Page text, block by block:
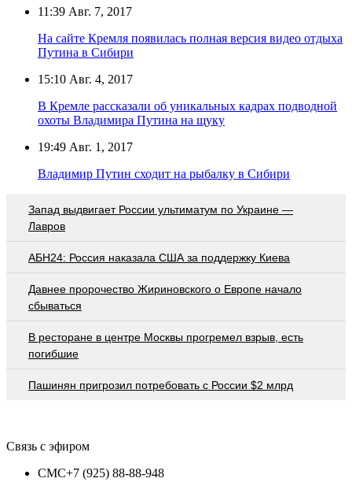
11:39 Авг. 7, 2017
На сайте Кремля появилась полная версия видео отдыха
Путина в Сибири
15:10 Авг. 4, 2017
В Кремле рассказали об уникальных кадрах подводной
охоты Владимира Путина на щуку
19:49 Авг. 1, 2017
Владимир Путин сходит на рыбалку в Сибири
Запад выдвигает России ультиматум по Украине —
Лавров
АБН24: Россия наказала США за поддержку Киева
Давнее пророчество Жириновского о Европе начало
сбываться
В ресторане в центре Москвы прогремел взрыв, есть
погибшие
Пашинян пригрозил потребовать c России $2 млрд
Связь с эфиром
СМС+7 (925) 88-88-948